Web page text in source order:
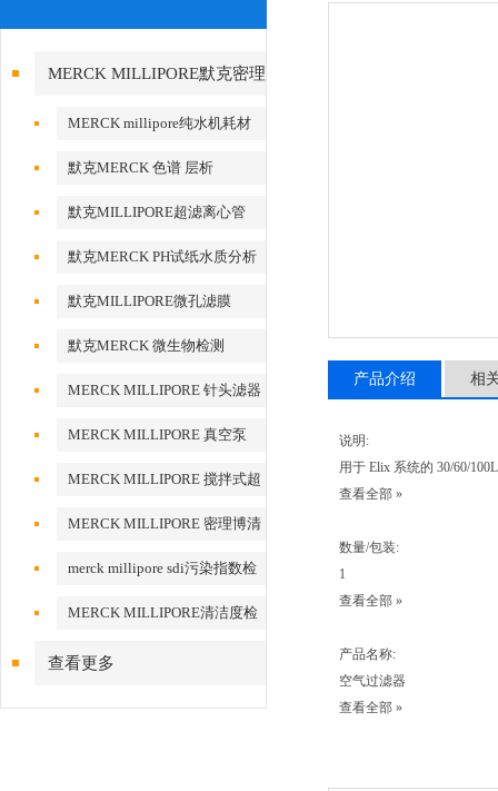
MERCK MILLIPORE默克密理
博产品MERCK millipore纯水机耗材
默克MERCK 色谱 层析
默克MILLIPORE超滤离心管
默克MERCK PH试纸水质分析
默克MILLIPORE微孔滤膜
默克MERCK 微生物检测
MERCK MILLIPORE 针头滤器
MERCK MILLIPORE 真空泵
MERCK MILLIPORE 搅拌式超
MERCK MILLIPORE 密理博清
merck millipore sdi污染指数检
MERCK MILLIPORE清洁度检
查看更多
产品介绍 相
说明:
用于 Elix 系统的 30/60/
查看全部 »
数量/包装:
1
查看全部 »
产品名称:
空气过滤器
查看全部 »